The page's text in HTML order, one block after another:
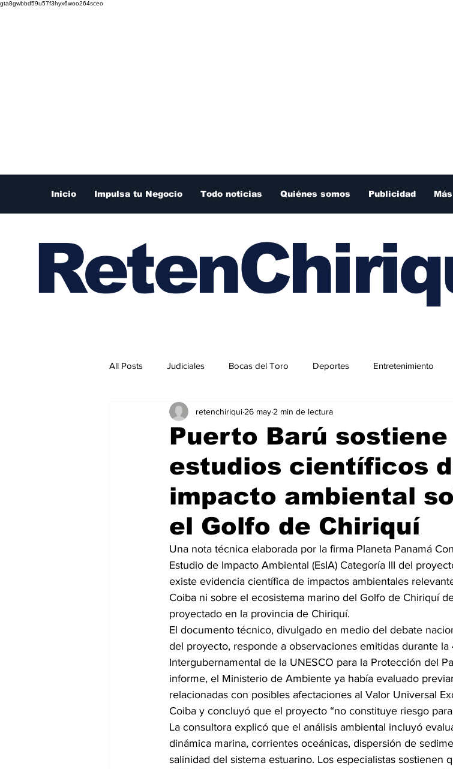
gta8gwbbd59u57f3hyx6woo264sceo
Inicio Impulsa tu Negocio Todo noticias Quiénes somos Publicidad Más
All Posts Judiciales Bocas del Toro Deportes Entretenimiento
Internacionales
Puerto Barú sostiene
estudios científicos
impacto ambiental
el Golfo de Chiriquí
retenchiriqui 26 may 2 min de lectura
Una nota técnica elaborada por la firma Planeta Panamá
Estudio de Impacto Ambiental (EsIA) Categoría III del
existe evidencia científica de impactos ambientales
Coiba ni sobre el ecosistema marino del Golfo de Chiriquí
proyectado en la provincia de Chiriquí.
El documento técnico, divulgado en medio del debate
del proyecto, responde a observaciones emitidas durante la
Intergubernamental de la UNESCO para la Protección del
informe, el Ministerio de Ambiente ya había evaluado
relacionadas con posibles afectaciones al Valor Universal
Coiba y concluyó que el proyecto “no constituye riesgo
La consultora explicó que el análisis ambiental incluyó
dinámica marina, corrientes oceánicas, dispersión de
salinidad del sistema estuarino. Los especialistas sostienen